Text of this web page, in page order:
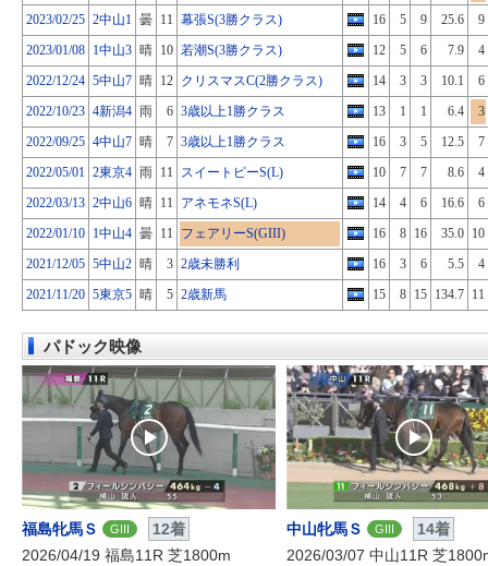
2023/02/25 2中山1 曇 11 幕張S(3勝クラス) 16 5 9 25.6
9
2023/01/08 1中山3 晴 10 若潮S(3勝クラス) 12 5 6 7.9
4
2022/12/24 5中山7 晴 12 クリスマスC(2勝クラス) 14 3 3 10.1
6
2022/10/23 4新潟4 雨 6 3歳以上1勝クラス 13 1 1 6.4
3
2022/09/25 4中山7 晴 7 3歳以上1勝クラス 16 3 5 12.5
7
2022/05/01 2東京4 雨 11 スイートピーS(L) 10 7 7 8.6
4
2022/03/13 2中山6 晴 11 アネモネS(L) 14 4 6 16.6
6
2022/01/10 1中山4 曇 11 フェアリーS(GIII) 16 8 16 35.0 10
2021/12/05 5中山2 晴 3 2歳未勝利 16 3 6 5.5
4
2021/11/20 5東京5 晴 5 2歳新馬 15 8 15 134.7 11
パドック映像
福島牝馬Ｓ GIII
12着
2026/04/19 福島11R 芝1800m
中山牝馬Ｓ GIII
14着
2026/03/07 中山11R 芝